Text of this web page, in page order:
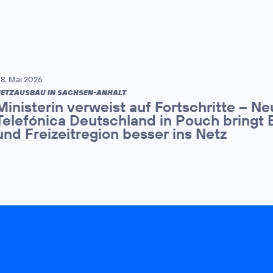
Mai 2026
IN SACHSEN-ANHALT
verweist auf Fortschritte –
Deutschland in Pouch bringt
Freizeitregion besser ins Netz